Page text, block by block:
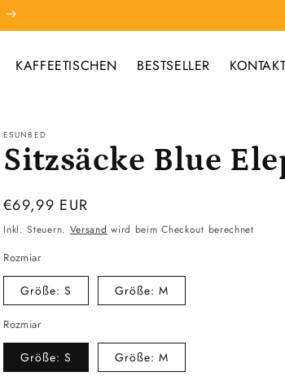
KAFFEETISCHEN BESTSELLER
ESUNBED
Sitzsäcke Blue
Normaler
Preis
€69,99 EUR
Inkl. Steuern. Versand wird beim Checkout berechnet
Rozmiar
Größe: S Größe: M
Rozmiar
Größe: S Größe: M